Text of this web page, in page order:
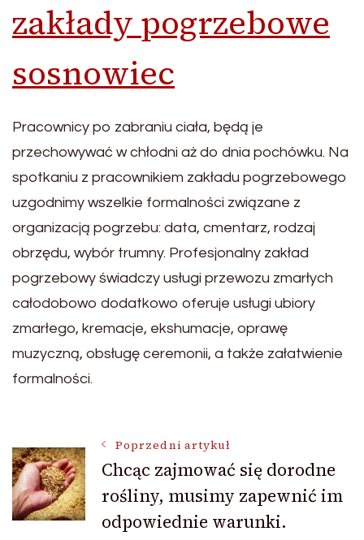
zakłady pogrzebowe
sosnowiec
Pracownicy po zabraniu ciała, będą je
przechowywać w chłodni aż do dnia pochówku. Na
spotkaniu z pracownikiem zakładu pogrzebowego
uzgodnimy wszelkie formalności związane z
organizacją pogrzebu: data, cmentarz, rodzaj
obrzędu, wybór trumny. Profesjonalny zakład
pogrzebowy świadczy usługi przewozu zmarłych
całodobowo dodatkowo oferuje usługi ubiory
zmarłego, kremacje, ekshumacje, oprawę
muzyczną, obsługę ceremonii, a także załatwienie
formalności.
Nawigacja
wpisu
Poprzedni artykuł
Chcąc zajmować się dorodne
rośliny, musimy zapewnić im
odpowiednie warunki.